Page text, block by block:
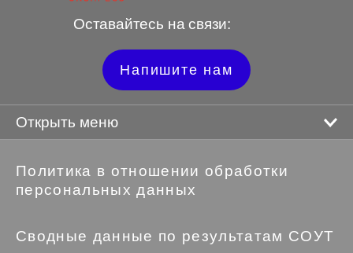
Оставайтесь на связи:
Напишите нам
Открыть меню
Политика в отношении обработки
персональных данных
Сводные данные по результатам СОУТ